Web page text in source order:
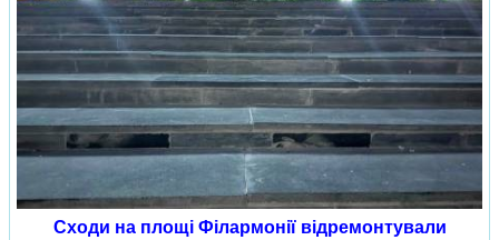
Сходи на площі Філармонії відремонтували